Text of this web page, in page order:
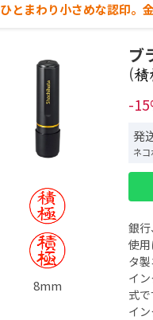
ひとまわり小さめな認印。
8mm
ブ
(
-
発
ネコ
銀
使
タ製
イ
式で
イン